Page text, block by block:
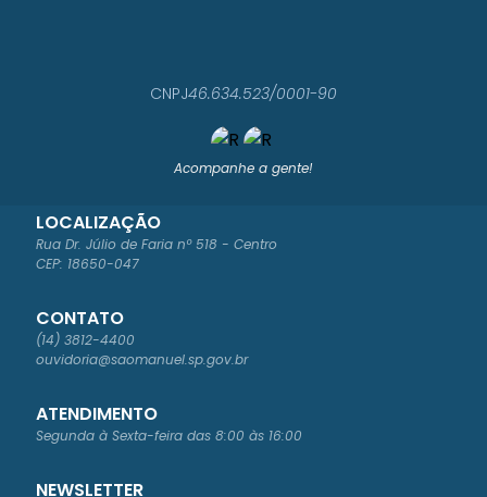
Acompanhe a gente!
LOCALIZAÇÃO
Rua Dr. Júlio de Faria nº 518 - Centro
CEP: 18650-047
CONTATO
(14) 3812-4400
ouvidoria@saomanuel.sp.gov.br
ATENDIMENTO
Segunda à Sexta-feira das 8:00 às 16:00
CNPJ46.634.523/0001-90
NEWSLETTER